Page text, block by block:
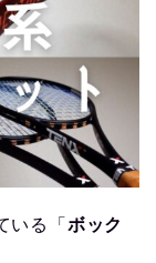
いる「 ボック